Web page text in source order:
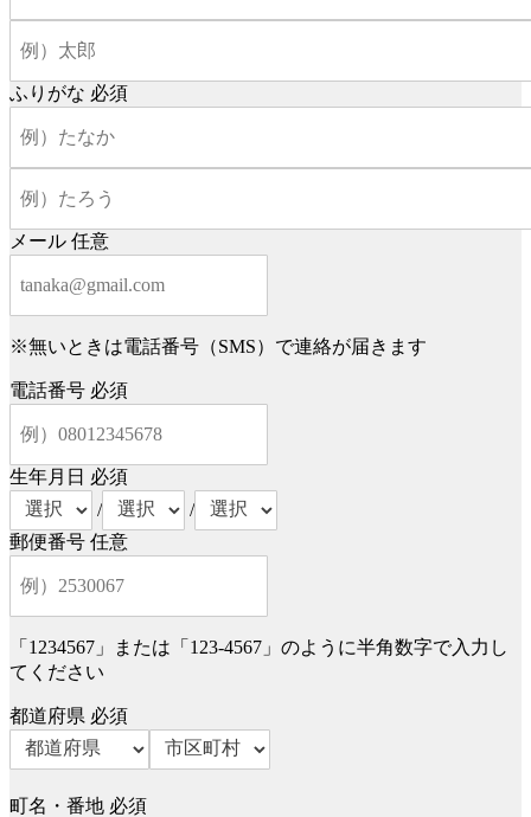
ふりがな 必須
メール 任意
※無いときは電話番号（SMS）で連絡が届きます
電話番号 必須
生年月日 必須
/
/
郵便番号 任意
「1234567」または「123-4567」のように半角数字で入力し
てください
都道府県 必須
町名・番地 必須